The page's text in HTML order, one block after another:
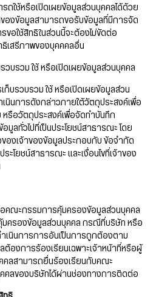
รถใช้หรือเปิดเผยข้อมูลส่วนบุคคลได้ด้วย
องข้อมูลสามารถขอรับข้อมูลที่มีการจัด
อใช้สิทธิในส่วนนี้จะต้องไม่ขัดต่อ
เสรีภาพของบุคคคลอื่น
วบรวม ใช้ หรือเปิดเผยข้อมูลส่วนบุคคล
บรวบรวม ใช้ หรือเปิดเผยข้อมูลส่วน
นินการดังกล่าวภายใต้วัตถุประสงค์เพื่อ
หรือวัตถุประสงค์เพื่อจัดทำบันทึก
ลทั่วไปที่เป็นประโยชน์สาธารณะ โดย
องเจ้าของข้อมูลประกอบกับ ข้อจำกัด
ะโยชน์สาธารณะ และเงื่อนไขที่เจ้าของ
คณะกรรมการคุ้มครองข้อมูลส่วนบุคคล
ครองข้อมูลส่วนบุคคล กรณีที่บริษัท หรือ
เนินการการอันเป็นการถูกต้องตาม
องการร้องเรียนเฉพาะเจ้าหน้าที่หรือผู้
คลสามารถยื่นร้องเรียนกับคณะ
คลของบริษัทได้ผ่านช่องทางการติดต่อ